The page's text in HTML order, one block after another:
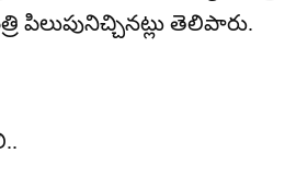
తెలిపారు.